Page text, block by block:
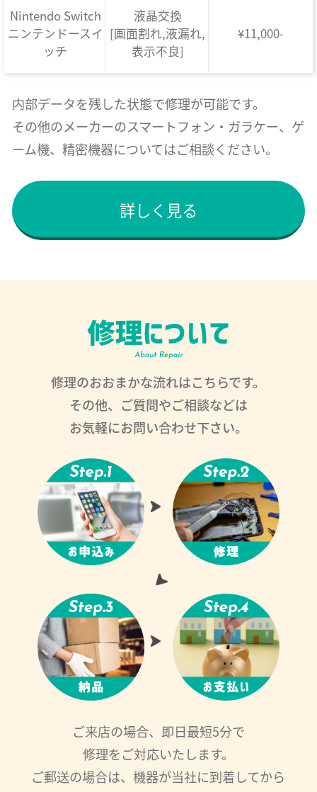
Nintendo Switch
ニンテンドースイ
ッチ
液晶交換
[画面割れ,液漏れ,
表示不良]
¥11,000-
内部データを残した状態で修理が可能です。
その他のメーカーのスマートフォン・ガラケー、ゲ
ーム機、精密機器についてはご相談ください。
詳しく見る
修理のおおまかな流れはこちらです。
その他、ご質問やご相談などは
お気軽にお問い合わせ下さい。
ご来店の場合、即日最短5分で
修理をご対応いたします。
ご郵送の場合は、機器が当社に到着してから